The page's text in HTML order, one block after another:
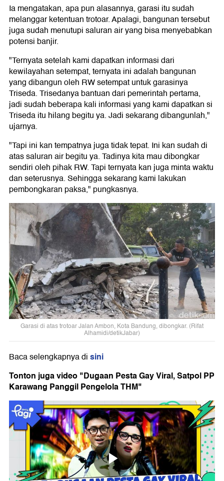
Ia mengatakan, apa pun alasannya, garasi itu sudah
melanggar ketentuan trotoar. Apalagi, bangunan tersebut
juga sudah menutupi saluran air yang bisa menyebabkan
potensi banjir.
"Ternyata setelah kami dapatkan informasi dari
kewilayahan setempat, ternyata ini adalah bangunan
yang dibangun oleh RW setempat untuk garasinya
Triseda. Trisedanya bantuan dari pemerintah pertama,
jadi sudah beberapa kali informasi yang kami dapatkan si
Triseda itu hilang begitu ya. Jadi sekarang dibangunlah,"
ujarnya.
"Tapi ini kan tempatnya juga tidak tepat. Ini kan sudah di
atas saluran air begitu ya. Tadinya kita mau dibongkar
sendiri oleh pihak RW. Tapi ternyata kan juga minta waktu
dan seterusnya. Sehingga sekarang kami lakukan
pembongkaran paksa," pungkasnya.
Garasi di atas trotoar Jalan Ambon, Kota Bandung, dibongkar. (Rifat
Alhamidi/detikJabar)
Baca selengkapnya disini
Tonton juga video "Dugaan Pesta Gay Viral, Satpol PP
Karawang Panggil Pengelola THM"